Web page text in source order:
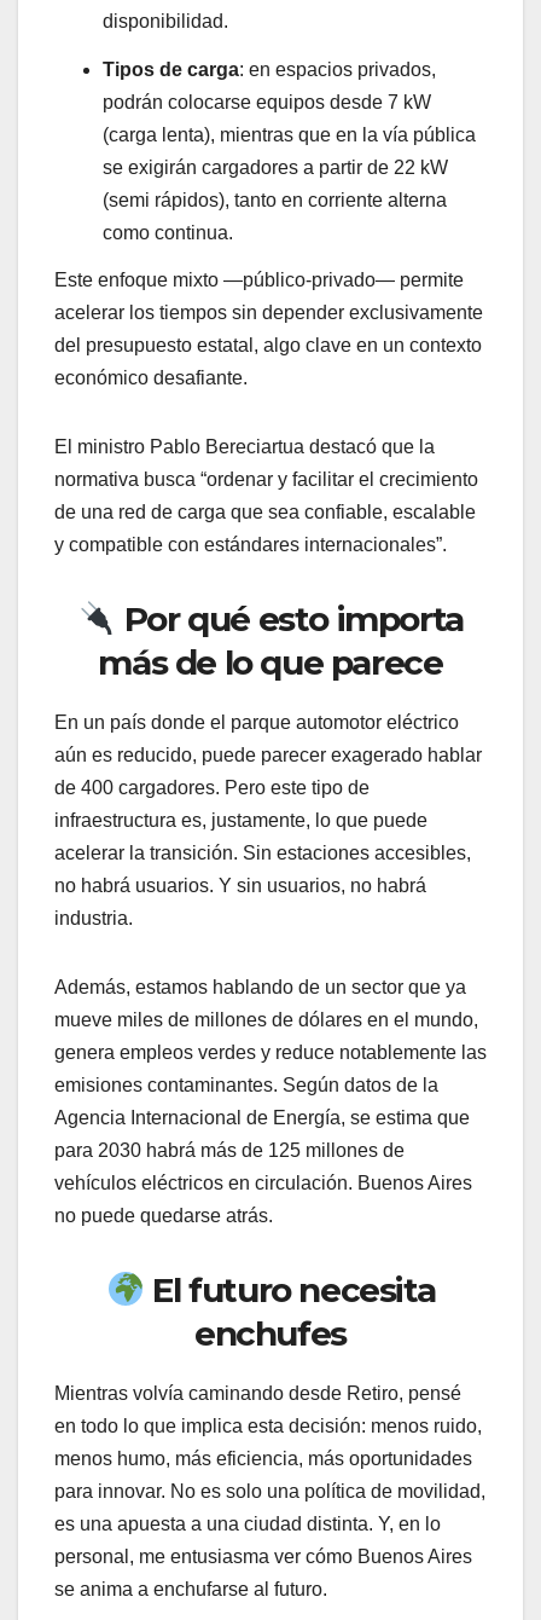
disponibilidad.
Tipos de carga: en espacios privados,
podrán colocarse equipos desde 7 kW
(carga lenta), mientras que en la vía pública
se exigirán cargadores a partir de 22 kW
(semi rápidos), tanto en corriente alterna
como continua.
Este enfoque mixto —público-privado— permite
acelerar los tiempos sin depender exclusivamente
del presupuesto estatal, algo clave en un contexto
económico desafiante.
El ministro Pablo Bereciartua destacó que la
normativa busca “ordenar y facilitar el crecimiento
de una red de carga que sea confiable, escalable
y compatible con estándares internacionales”.
Por qué esto importa
más de lo que parece
En un país donde el parque automotor eléctrico
aún es reducido, puede parecer exagerado hablar
de 400 cargadores. Pero este tipo de
infraestructura es, justamente, lo que puede
acelerar la transición. Sin estaciones accesibles,
no habrá usuarios. Y sin usuarios, no habrá
industria.
Además, estamos hablando de un sector que ya
mueve miles de millones de dólares en el mundo,
genera empleos verdes y reduce notablemente las
emisiones contaminantes. Según datos de la
Agencia Internacional de Energía, se estima que
para 2030 habrá más de 125 millones de
vehículos eléctricos en circulación. Buenos Aires
no puede quedarse atrás.
El futuro necesita
enchufes
Mientras volvía caminando desde Retiro, pensé
en todo lo que implica esta decisión: menos ruido,
menos humo, más eficiencia, más oportunidades
para innovar. No es solo una política de movilidad,
es una apuesta a una ciudad distinta. Y, en lo
personal, me entusiasma ver cómo Buenos Aires
se anima a enchufarse al futuro.